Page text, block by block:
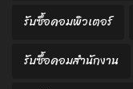
รับซื้อคอมพิวเตอร์
รับซื้อคอมสำนักงาน